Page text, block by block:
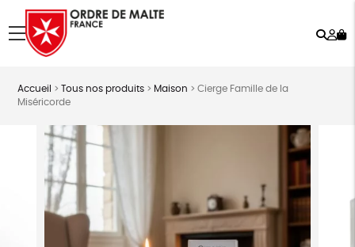
menu
Accueil > Tous nos produits> Maison > Cierge Famille de la
Miséricorde